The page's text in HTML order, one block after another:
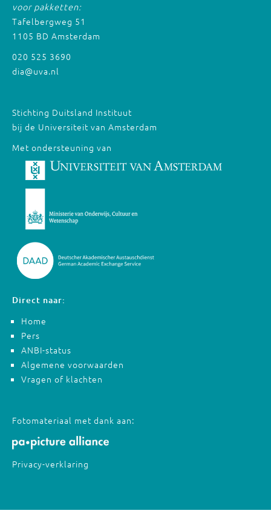
voor pakketten:
Tafelbergweg 51
1105 BD Amsterdam
020 525 3690
dia@uva.nl
Stichting Duitsland Instituut
bij de Universiteit van Amsterdam
Met ondersteuning van
Direct naar:
Home
Pers
ANBI-status
Algemene voorwaarden
Vragen of klachten
Fotomateriaal met dank aan:
Privacy-verklaring